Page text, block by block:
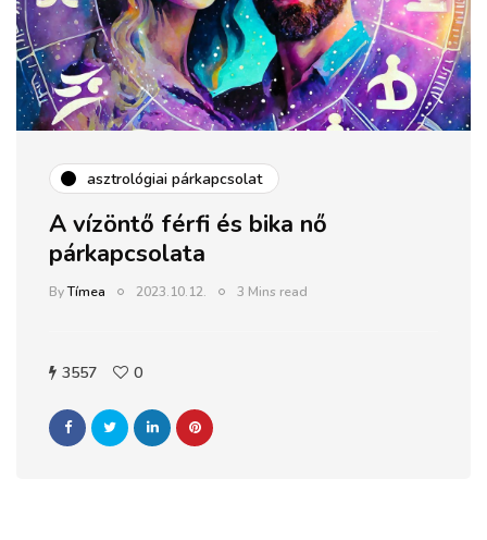
asztrológiai párkapcsolat
A vízöntő férfi és bika nő
párkapcsolata
ByTímea 2023.10.12. 3 Mins read
3557 0